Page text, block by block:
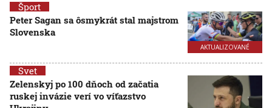
AKTUALIZOVANÉ
Šport
Peter Sagan sa ôsmykrát stal majstrom
Slovenska
Svet
Zelenskyj po 100 dňoch od začatia
ruskej invázie verí vo víťazstvo